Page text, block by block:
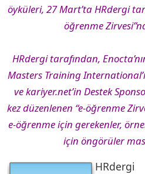
öyküleri, 27 Mart’ta HRdergi
öğrenme
HRdergi tarafından,
Masters Training
ve kariyer.net’in Destek
kez düzenlenen “e-öğrenme
e-öğrenme için gerekenler,
için öngörüler